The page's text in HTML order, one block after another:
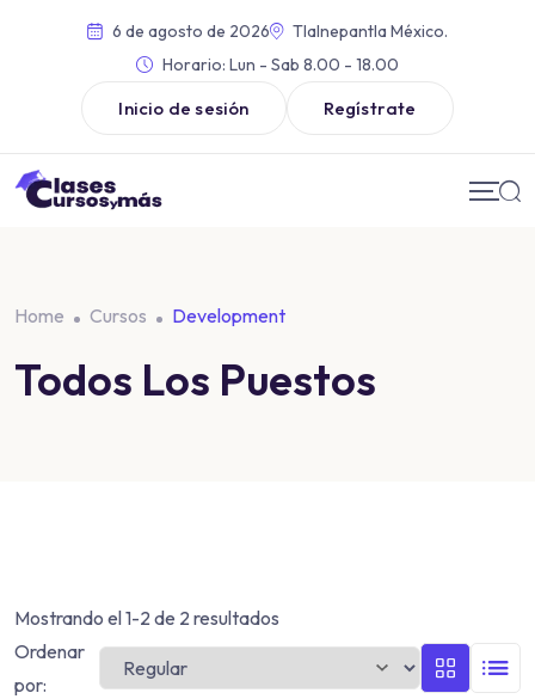
6 de agosto de 2026
Tlalnepantla México.
Horario: Lun - Sab 8.00 - 18.00
Inicio de sesión Regístrate
Home Cursos Development
Todos Los Puestos
Mostrando el 1-2 de 2 resultados
Ordenar
por: